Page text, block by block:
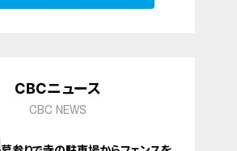
CBCニュース
CBC NEWS